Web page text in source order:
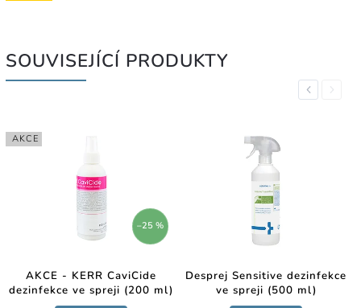
SOUVISEJÍCÍ PRODUKTY
Previous
AKCE
–25 %
AKCE - KERR CaviCide
dezinfekce ve spreji (200 ml)
Desprej Sensitive dezinfekce
ve spreji (500 ml)
Next